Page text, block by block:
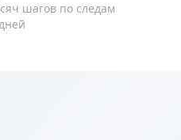
шагов по следам